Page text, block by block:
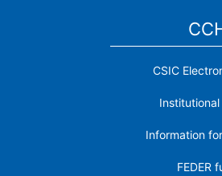
CSIC
Information
FEDER